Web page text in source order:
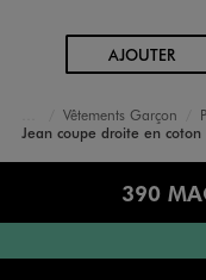
AJOUTERAU
Accueil
Bébé
Vêtements Garçon
Jean coupe droite en
390